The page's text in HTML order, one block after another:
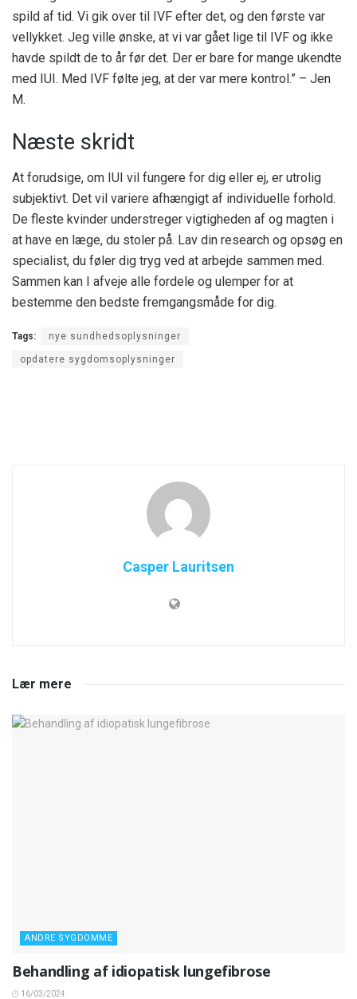
spild af tid. Vi gik over til IVF efter det, og den første var
vellykket. Jeg ville ønske, at vi var gået lige til IVF og ikke
havde spildt de to år før det. Der er bare for mange ukendte
med IUI. Med IVF følte jeg, at der var mere kontrol.” – Jen
M.
Næste skridt
At forudsige, om IUI vil fungere for dig eller ej, er utrolig
subjektivt. Det vil variere afhængigt af individuelle forhold.
De fleste kvinder understreger vigtigheden af ​​og magten i
at have en læge, du stoler på. Lav din research og opsøg en
specialist, du føler dig tryg ved at arbejde sammen med.
Sammen kan I afveje alle fordele og ulemper for at
bestemme den bedste fremgangsmåde for dig.
Tags: nye sundhedsoplysninger
opdatere sygdomsoplysninger
Casper Lauritsen
Lær mere
ANDRE SYGDOMME
Behandling af idiopatisk lungefibrose
16/03/2024